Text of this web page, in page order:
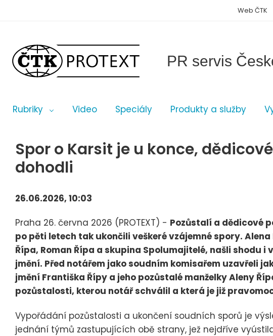
PR servis
Rubriky Video Speciály Produkty a služby
Web ČTK
Spor o Karsit je u konce,
dohodli
26.06.2026, 10:03
Praha 26. června 2026 (PROTEXT) - Pozůstalí a dědicové
po pěti letech tak ukončili veškeré vzájemné spory.
Řípa, Roman Řípa a skupina Spolumajitelé, našli shodu
jmění. Před notářem jako soudním komisařem uzavřeli
jmění Františka Řípy a jeho pozůstalé manželky Aleny
pozůstalosti, kterou notář schválil a která je již
Vypořádání pozůstalosti a ukončení soudních sporů je
jednání týmů zastupujících obě strany, jež nejdříve